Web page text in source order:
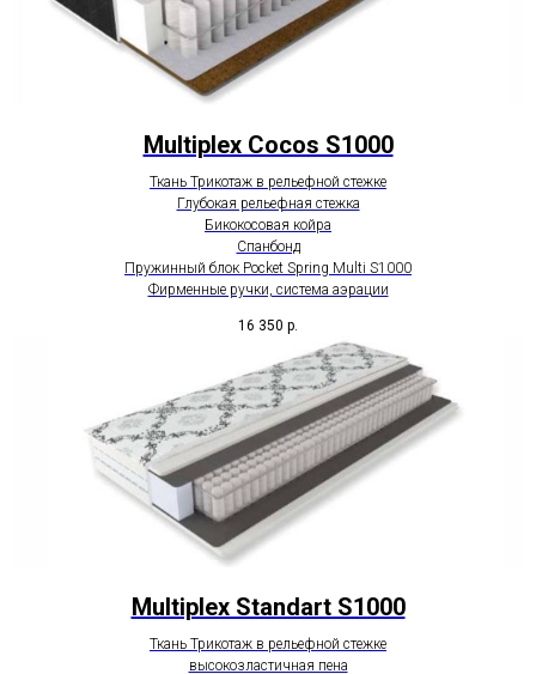
Multiplex Cocos S1000
Ткань Трикотаж в рельефной стежке
Глубокая рельефная стежка
Бикокосовая койра
Спанбонд
Пружинный блок Pocket Spring Multi S1000
Фирменные ручки, система аэрации
16 350 р.
Multiplex Standart S1000
Ткань Трикотаж в рельефной стежке
высокозластичная пена